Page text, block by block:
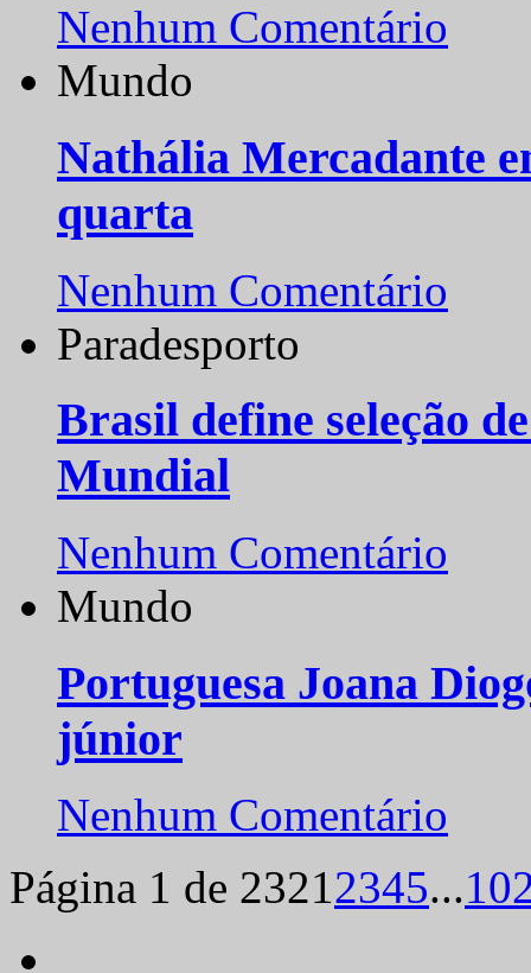
Nenhum Comentário
Mundo
Nathália Mercadante
quarta
Nenhum Comentário
Paradesporto
Brasil define seleção
Mundial
Nenhum Comentário
Mundo
Portuguesa Joana
júnior
Nenhum Comentário
Página 1 de 23212345...10